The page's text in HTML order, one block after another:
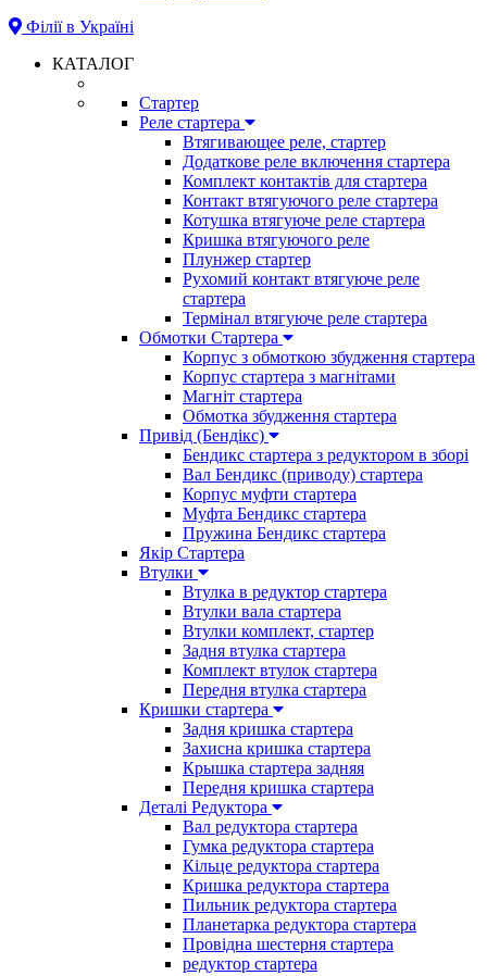
Філії в Україні
КАТАЛОГ
Стартер
Реле стартера
Втягивающее реле, стартер
Додаткове реле включення стартера
Комплект контактів для стартера
Контакт втягуючого реле стартера
Котушка втягуюче реле стартера
Кришка втягуючого реле
Плунжер стартер
Рухомий контакт втягуюче реле
стартера
Термінал втягуюче реле стартера
Обмотки Стартера
Корпус з обмоткою збудження стартера
Корпус стартера з магнітами
Магніт стартера
Обмотка збудження стартера
Привід (Бендікс)
Бендикс стартера з редуктором в зборі
Вал Бендикс (приводу) стартера
Корпус муфти стартера
Муфта Бендикс стартера
Пружина Бендикс стартера
Якір Стартера
Втулки
Втулка в редуктор стартера
Втулки вала стартера
Втулки комплект, стартер
Задня втулка стартера
Комплект втулок стартера
Передня втулка стартера
Кришки стартера
Задня кришка стартера
Захисна кришка стартера
Крышка стартера задняя
Передня кришка стартера
Деталі Редуктора
Вал редуктора стартера
Гумка редуктора стартера
Кільце редуктора стартера
Кришка редуктора стартера
Пильник редуктора стартера
Планетарка редуктора стартера
Провідна шестерня стартера
редуктор стартера